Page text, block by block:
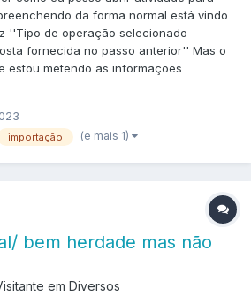
da forma normal está vindo
''Tipo de operação selecionado
fornecida no passo anterior'' Mas o
estou metendo as informações
importação (e mais 1)
bem herdade mas não
em Diversos